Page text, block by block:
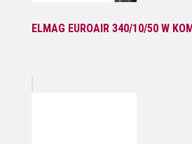
ELMAG EUROAIR 340/10/50 W